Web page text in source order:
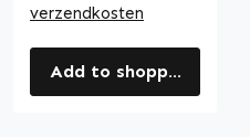
verzendkosten
Add to shopping cart